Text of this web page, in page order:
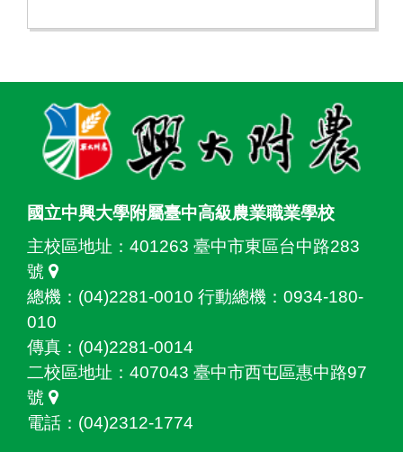
國立中興大學附屬臺中高級農業職業學校
主校區地址： 401263 臺中市東區台中路283
號
總機：(04)2281-0010 行動總機：0934-180-
010
傳真：(04)2281-0014
二校區地址： 407043 臺中市西屯區惠中路97
號
電話：(04)2312-1774